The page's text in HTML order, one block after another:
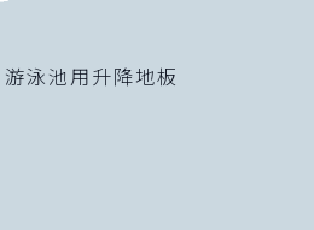
泳池用升降地板